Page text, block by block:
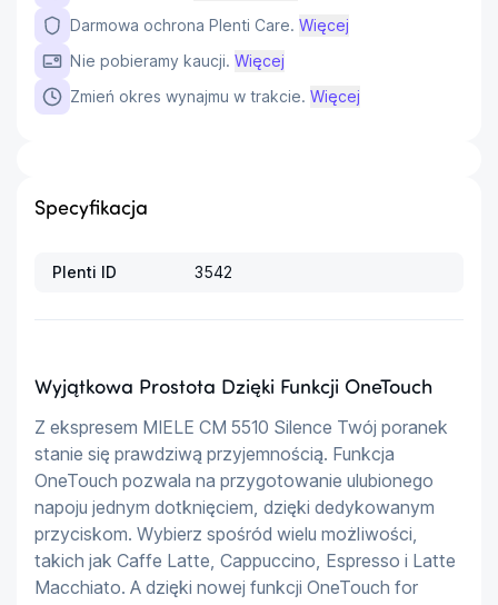
Darmowa ochrona Plenti Care. Więcej
Nie pobieramy kaucji. Więcej
Zmień okres wynajmu w trakcie. Więcej
Specyfikacja
Plenti ID 3542
Wyjątkowa Prostota Dzięki Funkcji OneTouch
Z ekspresem MIELE CM 5510 Silence Twój poranek
stanie się prawdziwą przyjemnością. Funkcja
OneTouch pozwala na przygotowanie ulubionego
napoju jednym dotknięciem, dzięki dedykowanym
przyciskom. Wybierz spośród wielu możliwości,
takich jak Caffe Latte, Cappuccino, Espresso i Latte
Macchiato. A dzięki nowej funkcji OneTouch for